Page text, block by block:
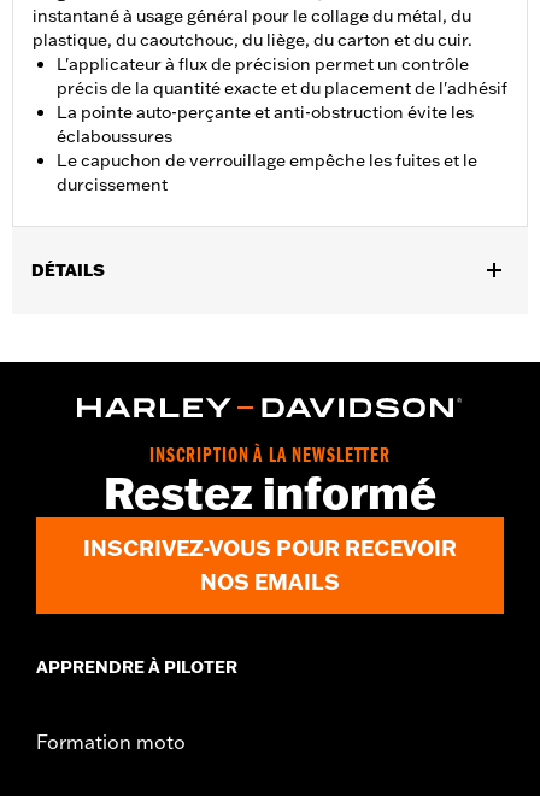
instantané à usage général pour le collage du métal, du
plastique, du caoutchouc, du liège, du carton et du cuir.
L'applicateur à flux de précision permet un contrôle
précis de la quantité exacte et du placement de l'adhésif
La pointe auto-perçante et anti-obstruction évite les
éclaboussures
Le capuchon de verrouillage empêche les fuites et le
durcissement
DÉTAILS
Volume:0,14 onces
INSCRIPTION À LA NEWSLETTER
Restez informé
INSCRIVEZ-VOUS POUR RECEVOIR
NOS EMAILS
APPRENDRE À PILOTER
Formation moto